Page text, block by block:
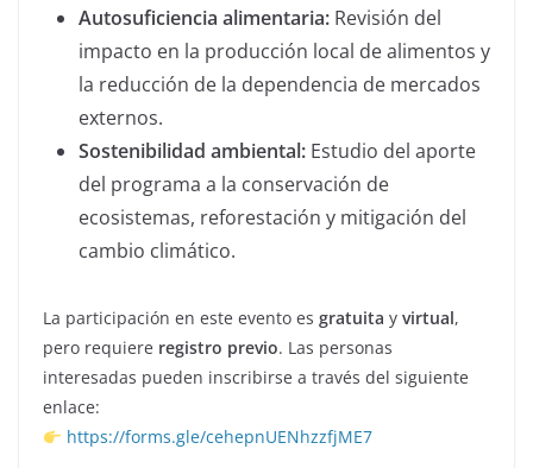
Autosuficiencia alimentaria: Revisión del
impacto en la producción local de alimentos y
la reducción de la dependencia de mercados
externos.
Sostenibilidad ambiental: Estudio del aporte
del programa a la conservación de
ecosistemas, reforestación y mitigación del
cambio climático.
La participación en este evento es gratuita y virtual,
pero requiere registro previo. Las personas
interesadas pueden inscribirse a través del siguiente
enlace:
https://forms.gle/cehepnUENhzzfjME7